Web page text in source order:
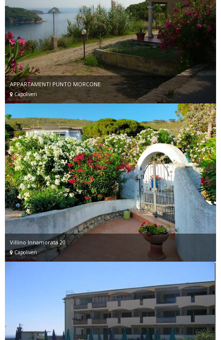
APPARTAMENTI PUNTO MORCONE
Capoliveri
Villino Innamorata 20
Capoliveri